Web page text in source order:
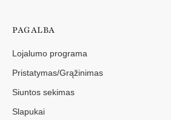
PAGALBA
Lojalumo programa
Pristatymas/Grąžinimas
Siuntos sekimas
Slapukai